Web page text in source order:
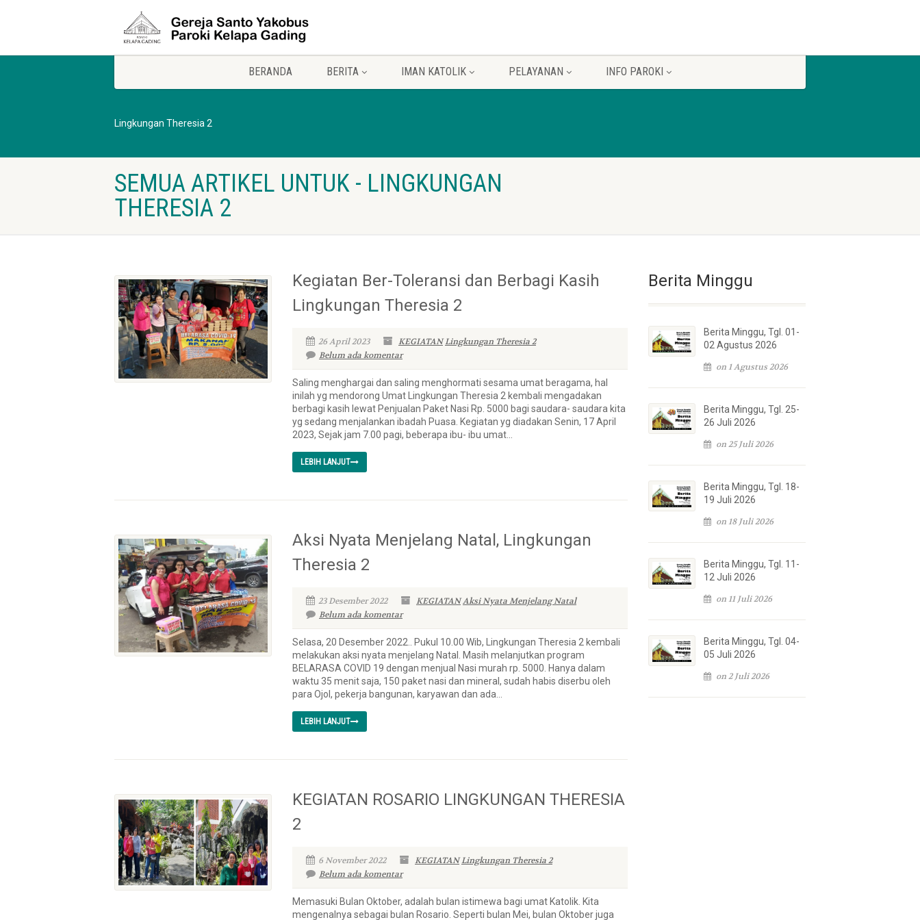
BERANDA BERITA IMAN KATOLIK PELAYANAN INFO PAROKI
Lingkungan Theresia 2
SEMUA ARTIKEL UNTUK - LINGKUNGAN
THERESIA 2
Kegiatan Ber-Toleransi dan Berbagi Kasih
Lingkungan Theresia 2
26 April 2023 KEGIATANLingkungan Theresia 2
Belum ada komentar
Saling menghargai dan saling menghormati sesama umat beragama, hal
inilah yg mendorong Umat Lingkungan Theresia 2 kembali mengadakan
berbagi kasih lewat Penjualan Paket Nasi Rp. 5000 bagi saudara- saudara kita
yg sedang menjalankan ibadah Puasa. Kegiatan yg diadakan Senin, 17 April
2023, Sejak jam 7.00 pagi, beberapa ibu- ibu umat...
LEBIH LANJUT
Aksi Nyata Menjelang Natal, Lingkungan
Theresia 2
23 Desember 2022 KEGIATANAksi Nyata Menjelang Natal
Belum ada komentar
Selasa, 20 Desember 2022.. Pukul 10.00 Wib, Lingkungan Theresia 2 kembali
melakukan aksi nyata menjelang Natal. Masih melanjutkan program
BELARASA COVID 19 dengan menjual Nasi murah rp. 5000. Hanya dalam
waktu 35 menit saja, 150 paket nasi dan mineral, sudah habis diserbu oleh
para Ojol, pekerja bangunan, karyawan dan ada...
LEBIH LANJUT
KEGIATAN ROSARIO LINGKUNGAN THERESIA
2
6 November 2022 KEGIATANLingkungan Theresia 2
Belum ada komentar
Memasuki Bulan Oktober, adalah bulan istimewa bagi umat Katolik. Kita
mengenalnya sebagai bulan Rosario. Seperti bulan Mei, bulan Oktober juga
Berita Minggu
Berita Minggu, Tgl. 01-
02 Agustus 2026
on 1 Agustus 2026
Berita Minggu, Tgl. 25-
26 Juli 2026
on 25 Juli 2026
Berita Minggu, Tgl. 18-
19 Juli 2026
on 18 Juli 2026
Berita Minggu, Tgl. 11-
12 Juli 2026
on 11 Juli 2026
Berita Minggu, Tgl. 04-
05 Juli 2026
on 2 Juli 2026